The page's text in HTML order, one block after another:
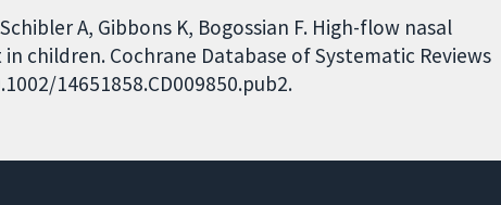
A, Gibbons K, Bogossian F. High-flow nasal
children. Cochrane Database of Systematic Reviews
14651858.CD009850.pub2.